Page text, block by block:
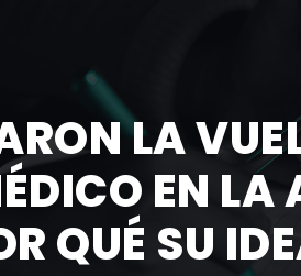
LA
EN
QUÉ SU